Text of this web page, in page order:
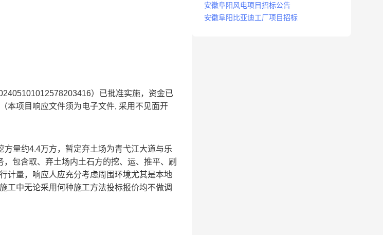
）已批准实施，资金已
（本项目 响应文件须为电子文件, 采用不见面开
方量约4.4万方，暂定弃土场为青弋江大道与乐
包含取、弃土场内土石方的挖、运、推平、刷
计量，响应人应充分考虑周围环境尤其是本地
工中无论采用何种施工方法投标报价均不做调
安徽阜阳风电项目招标公告
安徽阜阳比亚迪工厂项目招标